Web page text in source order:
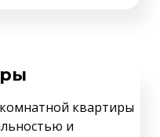
квартиры
и